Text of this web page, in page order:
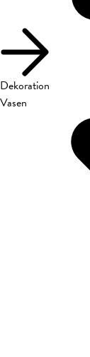
Dekoration
Vasen